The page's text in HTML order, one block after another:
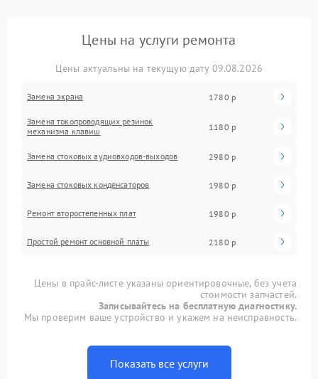
Цены на услуги ремонта
Цены актуальны на текущую дату 09.08.2026
Замена экрана 1780 р
Замена токопроводящих резинок
механизма клавиш
1180 р
Замена стоковых аудиовходов-выходов 2980 р
Замена стоковых конденсаторов 1980 р
Ремонт второстепенных плат 1980 р
Простой ремонт основной платы 2180 р
Цены в прайс-листе указаны ориентировочные, без учета
стоимости запчастей.
Записывайтесь на бесплатную диагностику.
Мы проверим ваше устройство и укажем на неисправность.
Показать все услуги